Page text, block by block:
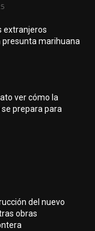
extranjeros
marihuana
ver cómo la
prepara para
del nuevo
obras